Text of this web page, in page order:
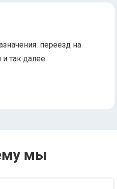
переезд на
так далее.
мы